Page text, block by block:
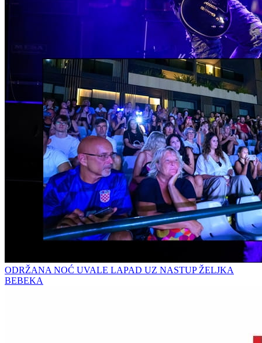
ODRŽANA NOĆ UVALE LAPAD UZ NASTUP ŽELJKA
BEBEKA